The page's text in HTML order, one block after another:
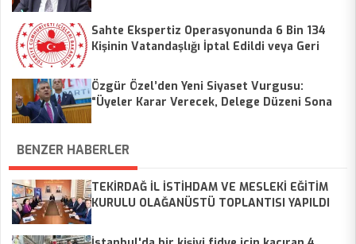
Sahte Ekspertiz Operasyonunda 6 Bin 134
Kişinin Vatandaşlığı İptal Edildi veya Geri
Özgür Özel’den Yeni Siyaset Vurgusu:
“Üyeler Karar Verecek, Delege Düzeni Sona
BENZER HABERLER
TEKİRDAĞ İL İSTİHDAM VE MESLEKİ EĞİTİM
KURULU OLAĞANÜSTÜ TOPLANTISI YAPILDI